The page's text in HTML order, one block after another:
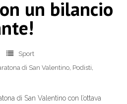
un bilancio
Sport
di San Valentino Podisti
di San Valentino con l’ottava